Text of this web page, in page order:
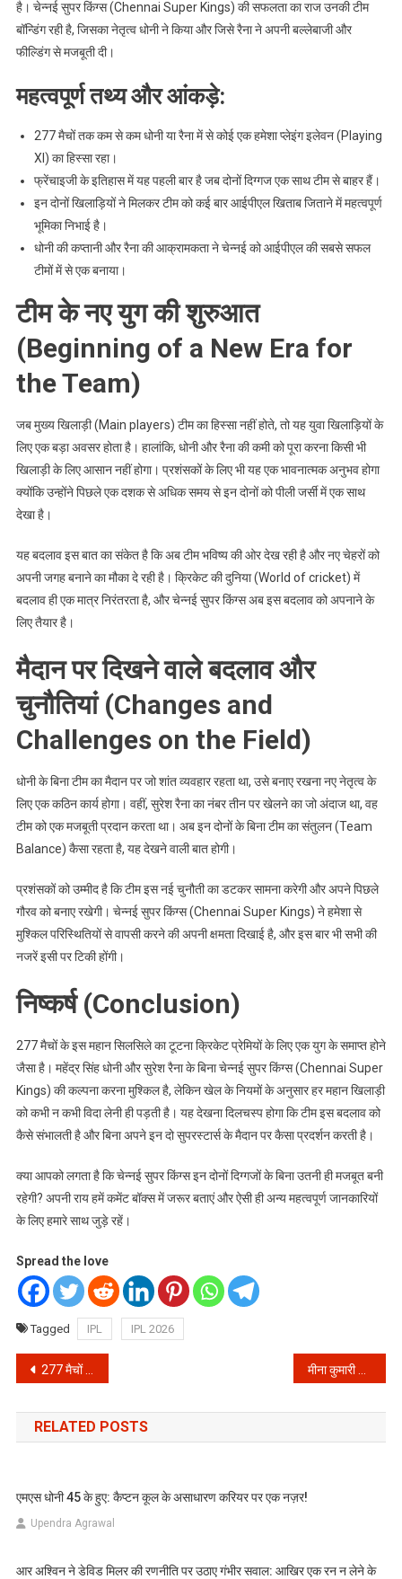
है। चेन्नई सुपर किंग्स (Chennai Super Kings) की सफलता का राज उनकी टीम
बॉन्डिंग रही है, जिसका नेतृत्व धोनी ने किया और जिसे रैना ने अपनी बल्लेबाजी और
फील्डिंग से मजबूती दी।
महत्वपूर्ण तथ्य और आंकड़े:
277 मैचों तक कम से कम धोनी या रैना में से कोई एक हमेशा प्लेइंग इलेवन (Playing
XI) का हिस्सा रहा।
फ्रेंचाइजी के इतिहास में यह पहली बार है जब दोनों दिग्गज एक साथ टीम से बाहर हैं।
इन दोनों खिलाड़ियों ने मिलकर टीम को कई बार आईपीएल खिताब जिताने में महत्वपूर्ण
भूमिका निभाई है।
धोनी की कप्तानी और रैना की आक्रामकता ने चेन्नई को आईपीएल की सबसे सफल
टीमों में से एक बनाया।
टीम के नए युग की शुरुआत
(Beginning of a New Era for
the Team)
जब मुख्य खिलाड़ी (Main players) टीम का हिस्सा नहीं होते, तो यह युवा खिलाड़ियों के
लिए एक बड़ा अवसर होता है। हालांकि, धोनी और रैना की कमी को पूरा करना किसी भी
खिलाड़ी के लिए आसान नहीं होगा। प्रशंसकों के लिए भी यह एक भावनात्मक अनुभव होगा
क्योंकि उन्होंने पिछले एक दशक से अधिक समय से इन दोनों को पीली जर्सी में एक साथ
देखा है।
यह बदलाव इस बात का संकेत है कि अब टीम भविष्य की ओर देख रही है और नए चेहरों को
अपनी जगह बनाने का मौका दे रही है। क्रिकेट की दुनिया (World of cricket) में
बदलाव ही एक मात्र निरंतरता है, और चेन्नई सुपर किंग्स अब इस बदलाव को अपनाने के
लिए तैयार है।
मैदान पर दिखने वाले बदलाव और
चुनौतियां (Changes and
Challenges on the Field)
धोनी के बिना टीम का मैदान पर जो शांत व्यवहार रहता था, उसे बनाए रखना नए नेतृत्व के
लिए एक कठिन कार्य होगा। वहीं, सुरेश रैना का नंबर तीन पर खेलने का जो अंदाज था, वह
टीम को एक मजबूती प्रदान करता था। अब इन दोनों के बिना टीम का संतुलन (Team
Balance) कैसा रहता है, यह देखने वाली बात होगी।
प्रशंसकों को उम्मीद है कि टीम इस नई चुनौती का डटकर सामना करेगी और अपने पिछले
गौरव को बनाए रखेगी। चेन्नई सुपर किंग्स (Chennai Super Kings) ने हमेशा से
मुश्किल परिस्थितियों से वापसी करने की अपनी क्षमता दिखाई है, और इस बार भी सभी की
नजरें इसी पर टिकी होंगी।
निष्कर्ष (Conclusion)
277 मैचों के इस महान सिलसिले का टूटना क्रिकेट प्रेमियों के लिए एक युग के समाप्त होने
जैसा है। महेंद्र सिंह धोनी और सुरेश रैना के बिना चेन्नई सुपर किंग्स (Chennai Super
Kings) की कल्पना करना मुश्किल है, लेकिन खेल के नियमों के अनुसार हर महान खिलाड़ी
को कभी न कभी विदा लेनी ही पड़ती है। यह देखना दिलचस्प होगा कि टीम इस बदलाव को
कैसे संभालती है और बिना अपने इन दो सुपरस्टार्स के मैदान पर कैसा प्रदर्शन करती है।
क्या आपको लगता है कि चेन्नई सुपर किंग्स इन दोनों दिग्गजों के बिना उतनी ही मजबूत बनी
रहेगी? अपनी राय हमें कमेंट बॉक्स में जरूर बताएं और ऐसी ही अन्य महत्वपूर्ण जानकारियों
के लिए हमारे साथ जुड़े रहें।
Spread the love
Tagged IPL IPL 2026
Post
navigation
277 मैचों के बाद सीएसके में महाबदलाव! एमएस धोनी और सुरेश रैना के बिना पहली बार मैदान पर उतरी टीम
RELATED POSTS
एमएस धोनी 45 के हुए: कैप्टन कूल के असाधारण करियर पर एक नज़र!
Upendra Agrawal
आर अश्विन ने डेविड मिलर की रणनीति पर उठाए गंभीर सवाल: आखिर एक रन न लेने के